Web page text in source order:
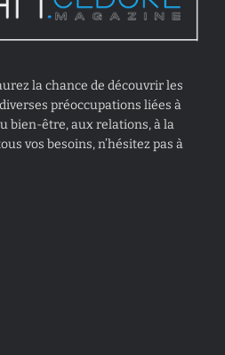
la chance de découvrir les
préoccupations liées à
bien-être, aux relations, à la
vos besoins, n’hésitez pas à